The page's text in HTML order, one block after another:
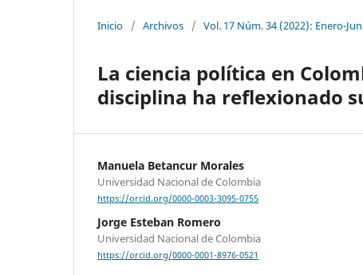
Inicio / Archivos / Vol. 17 Núm. 34 (2022): Enero-
La ciencia política en
disciplina ha reflexionado
Manuela Betancur Morales
Universidad Nacional de Colombia
https://orcid.org/0000-0003-3095-0755
Jorge Esteban Romero
Universidad Nacional de Colombia
https://orcid.org/0000-0001-8976-0521